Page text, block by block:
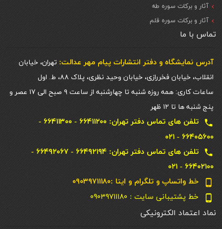
آثار و برکات سوره طه
آثار و برکات سوره قلم
تماس با ما
آدرس نمایشگاه و دفتر انتشارات پيام مهر عدالت: تهران، خیابان
انقلاب، خیابان فخررازی، خیابان وحید نظری، پلاک ۸۸، ط. اول
ساعات کاری: همه روزه شنبه تا چهارشنبه از ساعت ۹ صبح الی ۱۷ عصر و
پنج شنبه ها تا ۱۲ ظهر
local_phone
تلفن های تماس دفتر تهران: ۶۶۴۱۱۲۰۰ - ۶۶۴۱۱۳۰۰ -
۶۶۴۰۵۶۰۰ - ۰۲۱
local_phone
تلفن های تماس دفتر تهران: ۶۶۴۹۲۱۹۴ - ۶۶۴۹۲۰۶۷ -
۶۶۴۰۲۱۰۰ - ۰۲۱
phone_android خط واتساپ و تلگرام و ایتا :۰۹۰۳۹۷۱۱۱۸۰
phone_android خط پشتیبانی سایت : ۰۹۰۳۹۷۱۱۱۸۰
نماد اعتماد الکترونیکی